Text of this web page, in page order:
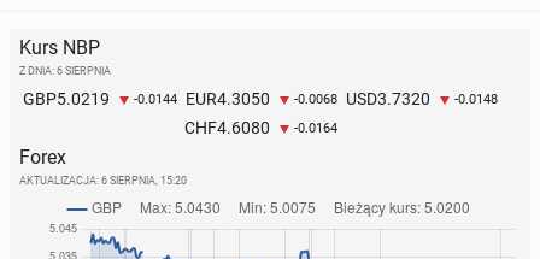
Kurs NBP
Z DNIA: 6 SIERPNIA
GBP5.0219 -0.0144 EUR4.3050 -0.0068 USD3.7320 -0.0148
CHF4.6080 -0.0164
Forex
AKTUALIZACJA: 6 SIERPNIA, 15:20